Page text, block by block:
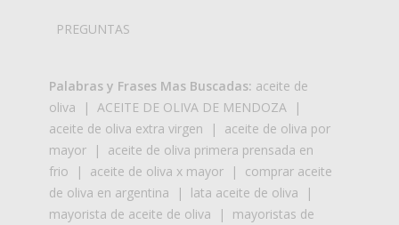
PREGUNTAS
Palabras y Frases Mas Buscadas: aceite de
oliva | ACEITE DE OLIVA DE MENDOZA |
aceite de oliva extra virgen | aceite de oliva por
mayor | aceite de oliva primera prensada en
frio | aceite de oliva x mayor | comprar aceite
de oliva en argentina | lata aceite de oliva |
mayorista de aceite de oliva | mayoristas de